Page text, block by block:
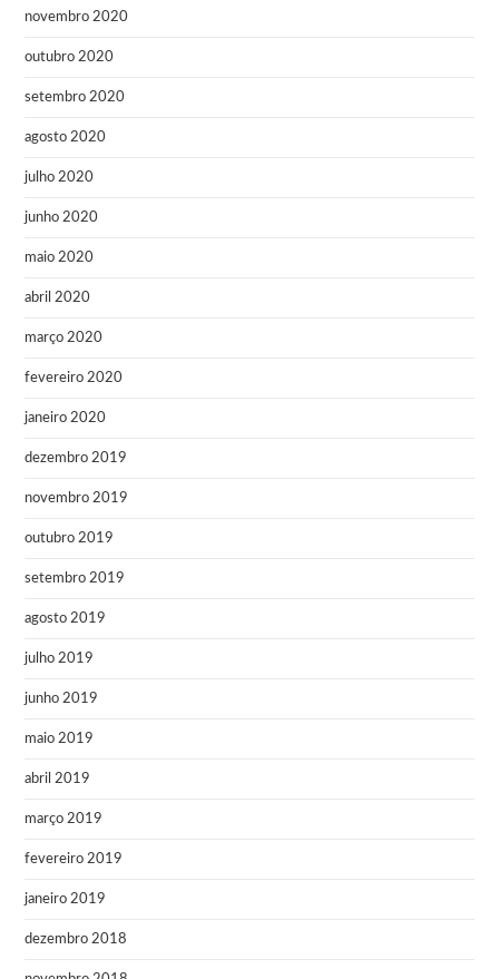
novembro 2020
outubro 2020
setembro 2020
agosto 2020
julho 2020
junho 2020
maio 2020
abril 2020
março 2020
fevereiro 2020
janeiro 2020
dezembro 2019
novembro 2019
outubro 2019
setembro 2019
agosto 2019
julho 2019
junho 2019
maio 2019
abril 2019
março 2019
fevereiro 2019
janeiro 2019
dezembro 2018